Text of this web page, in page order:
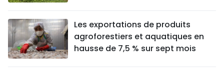
Les exportations de produits
agroforestiers et aquatiques en
hausse de 7,5 % sur sept mois